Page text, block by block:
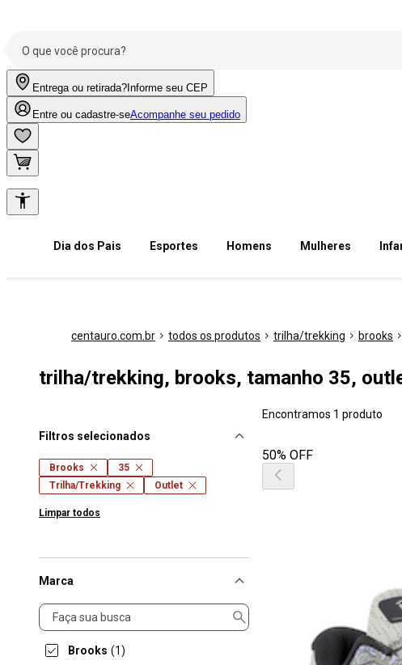
Entrega ou retirada? Informe seu CEP
Entre ou cadastre-seAcompanhe seu pedido
Dia dos Pais Esportes Homens Mulheres
centauro.com.br todos os produtos trilha/trekking brooks
trilha/trekking, brooks, tamanho 35,
Filtros selecionados
Brooks
35
Trilha/Trekking
Outlet
Limpar todos
Marca
Marca
Brooks (1)
Encontramos 1 produto
50% OFF